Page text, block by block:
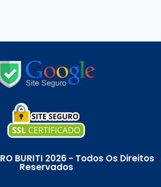
BURITI 2026 - Todos Os Direitos
Reservados